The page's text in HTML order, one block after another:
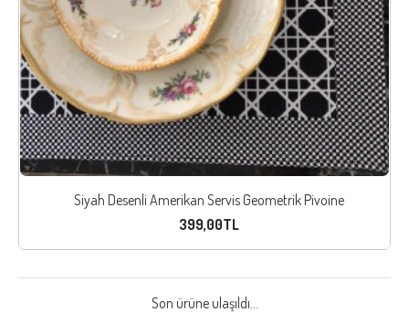
Siyah Desenli Amerikan Servis Geometrik Pivoine
399,00TL
Son ürüne ulaşıldı...